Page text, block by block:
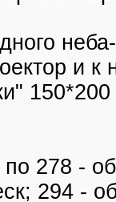
и
150*200
278 -
294 -